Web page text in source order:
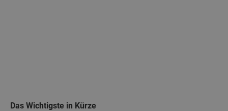
Das Wichtigste in Kürze